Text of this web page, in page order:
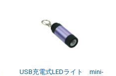
USB充電式LEDライト mini-